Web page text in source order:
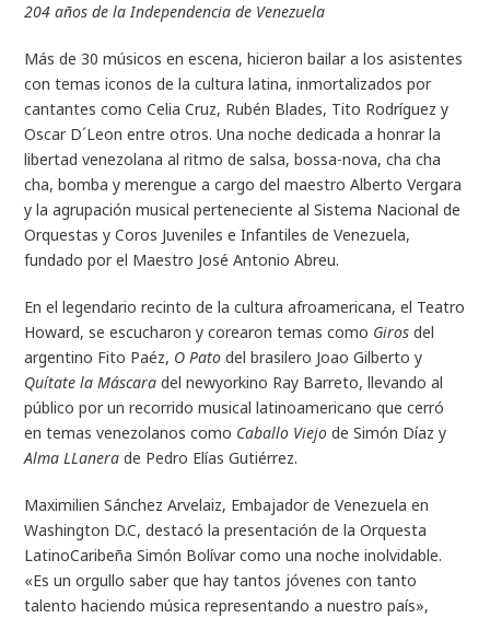
204 años de la Independencia de Venezuela
Más de 30 músicos en escena, hicieron bailar a los asistentes
con temas iconos de la cultura latina, inmortalizados por
cantantes como Celia Cruz, Rubén Blades, Tito Rodríguez y
Oscar D´Leon entre otros. Una noche dedicada a honrar la
libertad venezolana al ritmo de salsa, bossa-nova, cha cha
cha, bomba y merengue a cargo del maestro Alberto Vergara
y la agrupación musical perteneciente al Sistema Nacional de
Orquestas y Coros Juveniles e Infantiles de Venezuela,
fundado por el Maestro José Antonio Abreu.
En el legendario recinto de la cultura afroamericana, el Teatro
Howard, se escucharon y corearon temas como Giros del
argentino Fito Paéz, O Pato del brasilero Joao Gilberto y
Quítate la Máscara del newyorkino Ray Barreto, llevando al
público por un recorrido musical latinoamericano que cerró
en temas venezolanos como Caballo Viejo de Simón Díaz y
Alma LLanera de Pedro Elías Gutiérrez.
Maximilien Sánchez Arvelaiz, Embajador de Venezuela en
Washington D.C, destacó la presentación de la Orquesta
LatinoCaribeña Simón Bolívar como una noche inolvidable.
«Es un orgullo saber que hay tantos jóvenes con tanto
talento haciendo música representando a nuestro país»,